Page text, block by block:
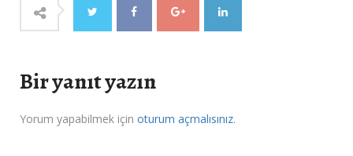
Bir yanıt yazın
Yorum yapabilmek için oturum açmalısınız.